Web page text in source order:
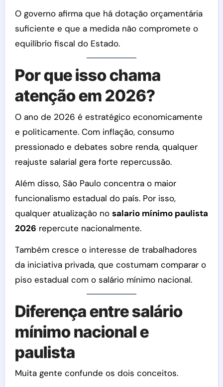
O governo afirma que há dotação orçamentária
suficiente e que a medida não compromete o
equilíbrio fiscal do Estado.
Por que isso chama
atenção em 2026?
O ano de 2026 é estratégico economicamente
e politicamente. Com inflação, consumo
pressionado e debates sobre renda, qualquer
reajuste salarial gera forte repercussão.
Além disso, São Paulo concentra o maior
funcionalismo estadual do país. Por isso,
qualquer atualização no salario mínimo paulista
2026 repercute nacionalmente.
Também cresce o interesse de trabalhadores
da iniciativa privada, que costumam comparar o
piso estadual com o salário mínimo nacional.
Diferença entre salário
mínimo nacional e
paulista
Muita gente confunde os dois conceitos.